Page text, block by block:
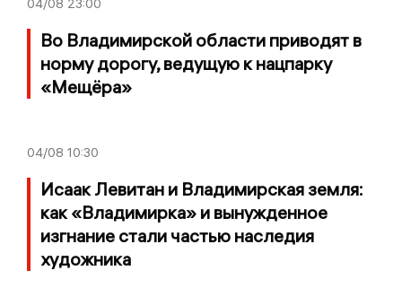
04/08 23:00
Во Владимирской области приводят в
норму дорогу, ведущую к нацпарку
«Мещёра»
04/08 10:30
Исаак Левитан и Владимирская земля:
как «Владимирка» и вынужденное
изгнание стали частью наследия
художника